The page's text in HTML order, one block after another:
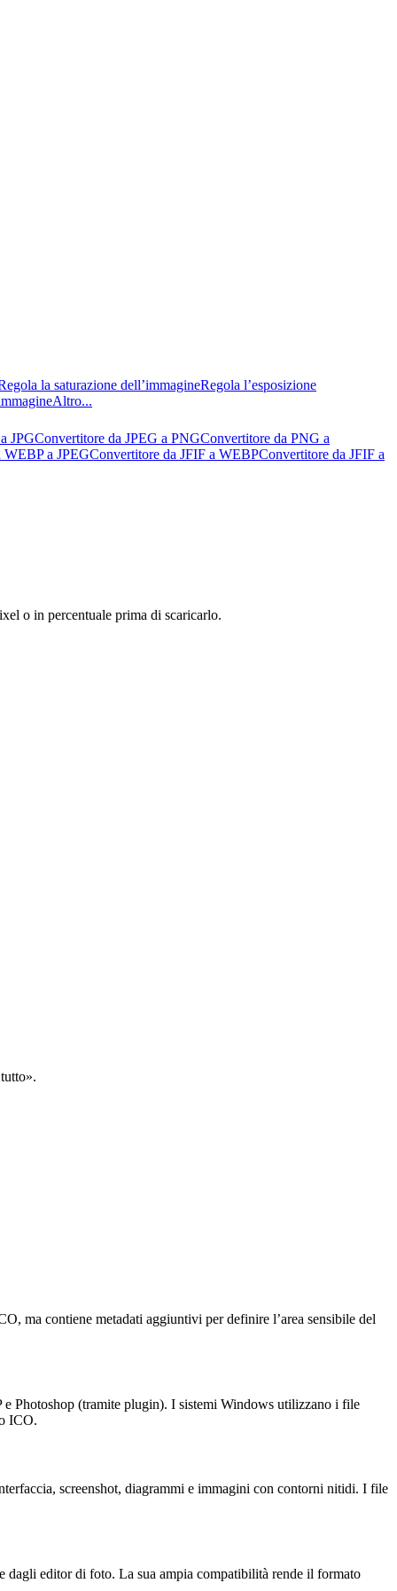
la saturazione dell’immagineRegola l’esposizione
Altro...
JPGConvertitore da JPEG a PNGConvertitore da PNG a
a JPEGConvertitore da JFIF a WEBPConvertitore da JFIF a
o in percentuale prima di scaricarlo.
ma contiene metadati aggiuntivi per definire l’area sensibile del
Photoshop (tramite plugin). I sistemi Windows utilizzano i file
ICO.
screenshot, diagrammi e immagini con contorni nitidi. I file
editor di foto. La sua ampia compatibilità rende il formato